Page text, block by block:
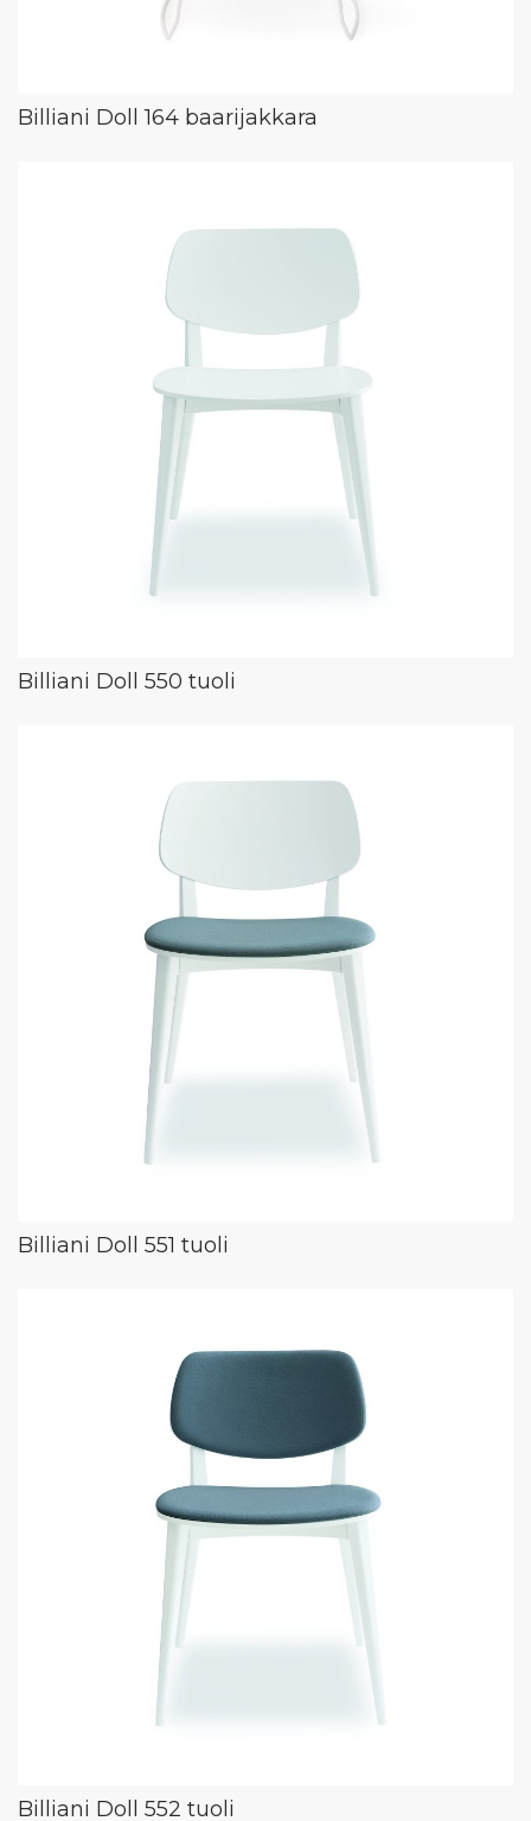
Billiani Doll 164 baarijakkara
Billiani Doll 550 tuoli
Billiani Doll 551 tuoli
Billiani Doll 552 tuoli